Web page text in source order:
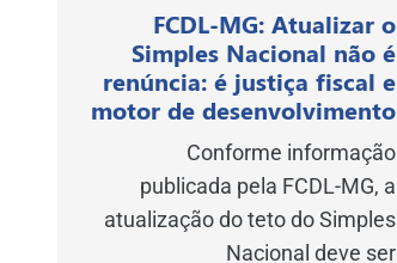
FCDL-MG: Atualizar o
Simples Nacional não é
renúncia: é justiça fiscal e
motor de desenvolvimento
Conforme informação
publicada pela FCDL-MG, a
atualização do teto do Simples
Nacional deve ser